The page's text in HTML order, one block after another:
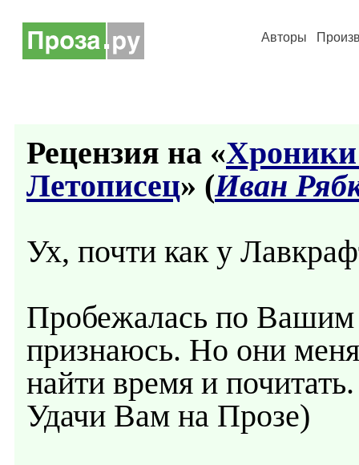
Авторы
Рецензия на «
Летописец» (Иван
Ух, почти как у
Пробежалась по Вашим
признаюсь. Но они
найти время и почитать.
Удачи Вам на Прозе)